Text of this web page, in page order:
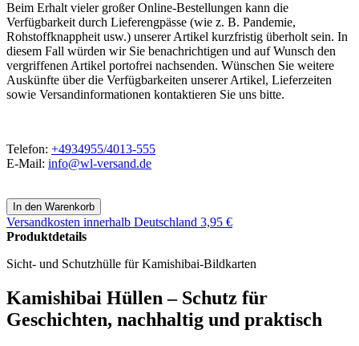
Beim Erhalt vieler großer Online-Bestellungen kann die
Verfügbarkeit durch Lieferengpässe (wie z. B. Pandemie,
Rohstoffknappheit usw.) unserer Artikel kurzfristig überholt sein. In
diesem Fall würden wir Sie benachrichtigen und auf Wunsch den
vergriffenen Artikel portofrei nachsenden. Wünschen Sie weitere
Auskünfte über die Verfügbarkeiten unserer Artikel, Lieferzeiten
sowie Versandinformationen kontaktieren Sie uns bitte.
Telefon: +4934955/4013-555
E-Mail: info@wl-versand.de
Versandkosten innerhalb Deutschland 3,95 €
Produktdetails
Sicht- und Schutzhülle für Kamishibai-Bildkarten
Kamishibai Hüllen – Schutz für
Geschichten, nachhaltig und praktisch